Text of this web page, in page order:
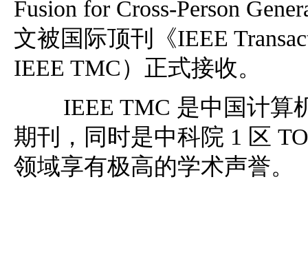
Fusion for Cross-Person
文被国际顶刊《IEEE
IEEE TMC）正式接收。
IEEE TMC 是中国计算机
期刊，同时是中科院 1 区
领域享有极高的学术声誉。